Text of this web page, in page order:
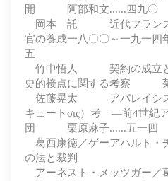
開 阿部和文......四九〇
岡本 託 近代フランス
官の養成一八〇〇～一九
五
竹中悟人 契約の成立と
史的接点に関する考察 菊
佐藤晃太 アパレイシス
キュートσις）考 ―前4世紀
団 栗原麻子......五一四
葛西康徳／ゲーアハルト
の法と裁判
アーネスト・メッツガー